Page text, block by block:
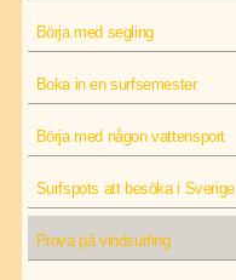
Börja med segling
Boka in en surfsemester
Börja med någon vattensport
Surfspots att besöka i Sverige
Prova på vindsurfing